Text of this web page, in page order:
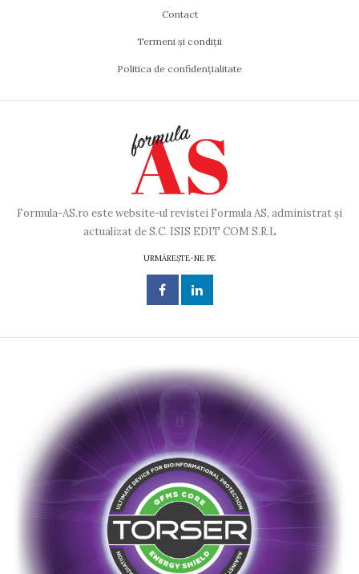
Contact
Termeni și condiții
Politica de confidențialitate
Formula-AS.ro este website-ul revistei Formula AS, administrat și
actualizat de S.C. ISIS EDIT COM S.R.L
URMĂREȘTE-NE PE